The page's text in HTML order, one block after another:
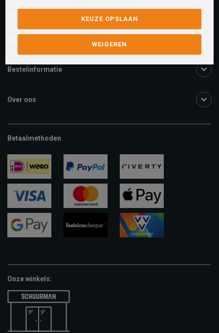
Bestelinformatie
Over ons
Betaalmethoden
ideal paypal riverty
visa
apple-
pay
Onze winkels:
KEUZE OPSLAAN
WEIGEREN